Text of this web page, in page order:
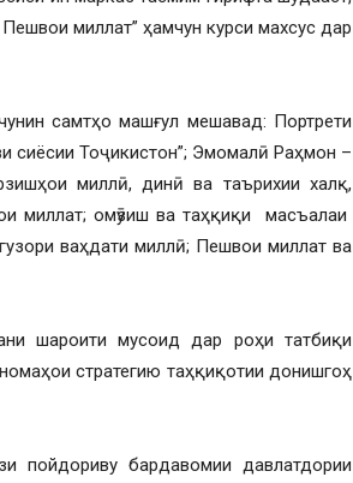
миллат” ҳамчун курси махсус дар
самтҳо машғул мешавад: Портрети
сиёсии Тоҷикистон”; Эмомалӣ Раҳмон –
миллӣ, динӣ ва таърихии халқ,
миллат; омӯзиш ва таҳқиқи масъалаи
ваҳдати миллӣ; Пешвои миллат ва
шароити мусоид дар роҳи татбиқи
стратегию таҳқиқотии донишгоҳ
пойдориву бардавомии давлатдории